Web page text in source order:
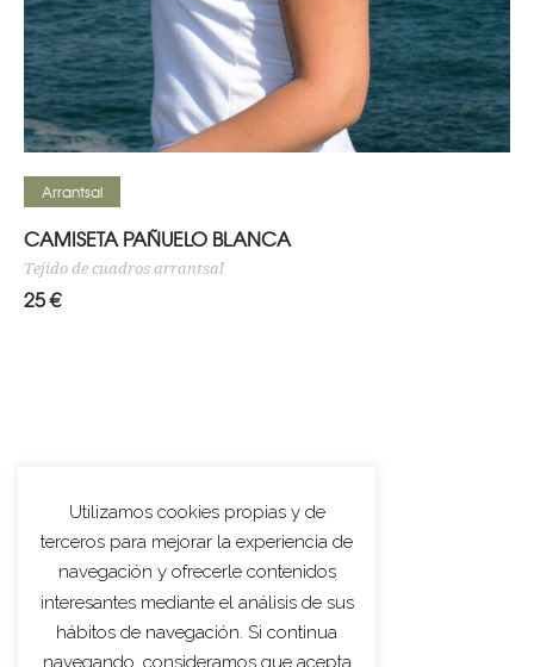
Seleccionar opciones
Arrantsal
CAMISETA PAÑUELO BLANCA
Tejido de cuadros arrantsal
25€
Utilizamos cookies propias y de
terceros para mejorar la experiencia de
navegación y ofrecerle contenidos
interesantes mediante el análisis de sus
hábitos de navegación. Si continua
navegando, consideramos que acepta